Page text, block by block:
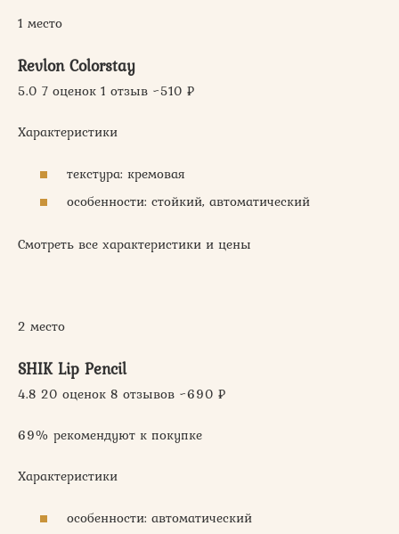
1 место
Revlon Colorstay
5.0 7 оценок 1 отзыв ~510 ₽
Характеристики
текстура: кремовая
особенности: стойкий, автоматический
Смотреть все характеристики и цены
2 место
SHIK Lip Pencil
4.8 20 оценок 8 отзывов ~690 ₽
69% рекомендуют к покупке
Характеристики
особенности: автоматический